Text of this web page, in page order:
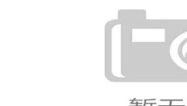
德国队世界杯小